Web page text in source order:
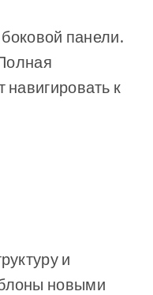
панели.
навигировать к
и
новыми